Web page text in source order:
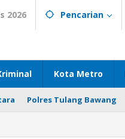
2026 Pencarian
Kota Metro
Polres Tulang Bawang